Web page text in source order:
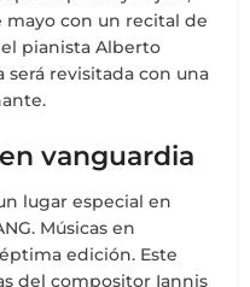
mayo con un recital de
pianista Alberto
será revisitada con una
vanguardia
lugar especial en
Músicas en
edición. Este
del compositor Iannis